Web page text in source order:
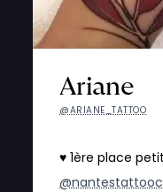
Ariane
@ARIANE_TATTOO
♥️ 1ère place